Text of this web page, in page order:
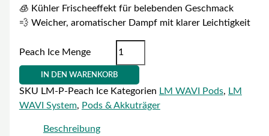
🧊 Kühler Frischeeffekt für belebenden Geschmack
💨 Weicher, aromatischer Dampf mit klarer Leichtigkeit
Peach Ice Menge
IN DEN WARENKORB
SKU LM-P-Peach Ice Kategorien LM WAVI Pods, LM
WAVI System, Pods & Akkuträger
Beschreibung